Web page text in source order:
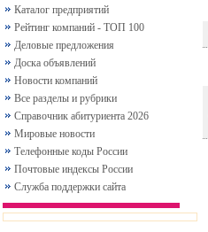
Каталог предприятий
Рейтинг компаний - ТОП 100
Деловые предложения
Доска объявлений
Новости компаний
Все разделы и рубрики
Справочник абитуриента 2026
Мировые новости
Телефонные коды России
Почтовые индексы России
Служба поддержки сайта